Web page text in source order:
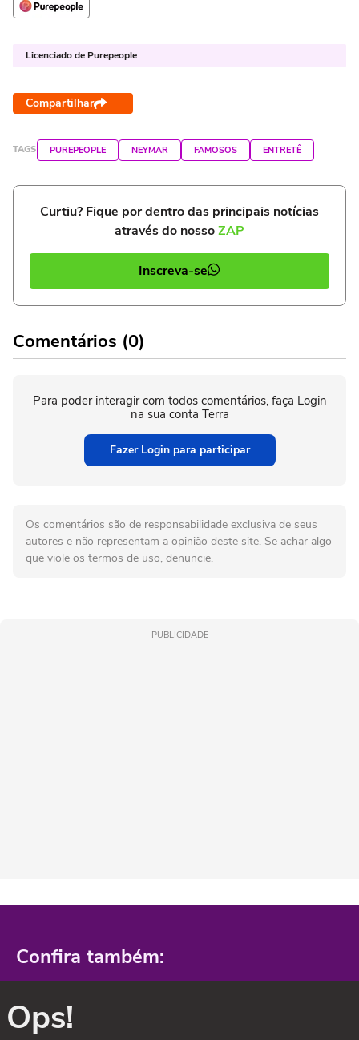
Licenciado de Purepeople
Compartilhar
TAGS PUREPEOPLE NEYMAR FAMOSOS ENTRETÊ
Curtiu? Fique por dentro das principais notícias
através do nossoZAP
Inscreva-se
Comentários (0)
Para poder interagir com todos comentários, faça Login
na sua conta Terra
Fazer Login para participar
Os comentários são de responsabilidade exclusiva de seus
autores e não representam a opinião deste site. Se achar algo
que viole os termos de uso, denuncie.
PUBLICIDADE
Confira também:
Ops!